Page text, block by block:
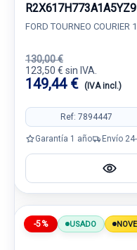
FORD TOURNEO COURIER
130,00 €
123,50 € sin IVA.
149,44 € (IVA incl.)
Ref: 7894447
Garantía 1 año Envío
-5% USADO